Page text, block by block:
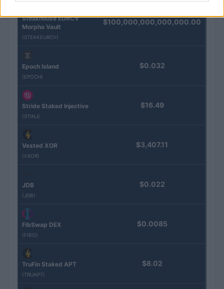
Steakhouse EURCV
Morpho Vault
(STEAKEURCV)
$100,000,000,000,000.00
Epoch Island
(EPOCH)
$0.032
Stride Staked Injective
(STINJ)
$16.49
Vested XOR
(VXOR)
$3,407.11
JDB
(JDB)
$0.022
FibSwap DEX
(FIBO)
$0.0085
TruFin Staked APT
(TRUAPT)
$8.02